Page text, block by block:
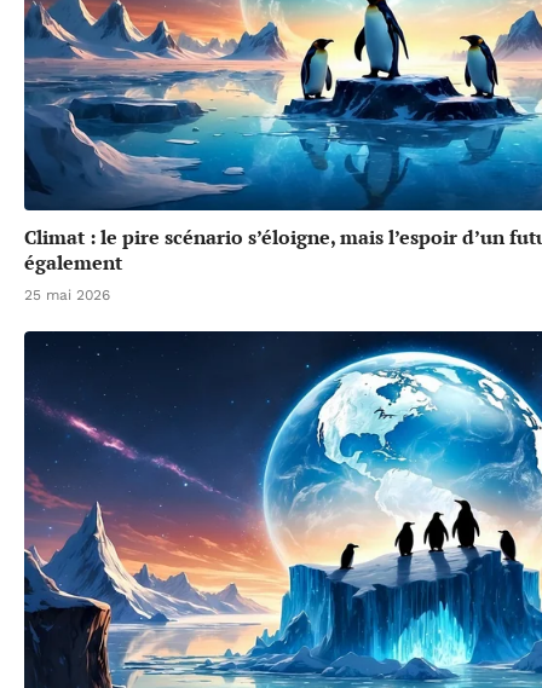
Climat : le pire scénario s’éloigne, mais l’espoir d’un
également
25 mai 2026